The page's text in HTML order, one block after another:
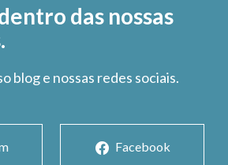
das nossas
blog e nossas redes sociais.
Facebook